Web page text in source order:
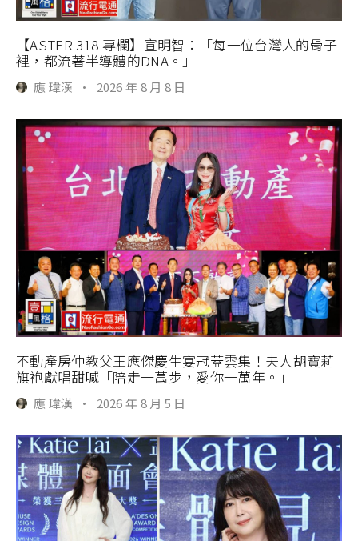
【ASTER 318 專欄】宣明智：「每一位台灣人的骨子
裡，都流著半導體的DNA。」
應 瑋漢 · 2026 年 8 月 8 日
不動產房仲教父王應傑慶生宴冠蓋雲集！夫人胡寶莉
旗袍獻唱甜喊「陪走一萬步，愛你一萬年。」
應 瑋漢 · 2026 年 8 月 5 日